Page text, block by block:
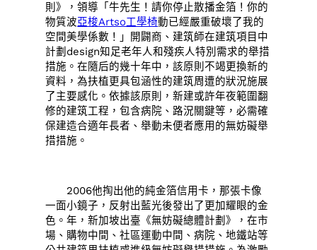
則》，領導「牛先生！請你停止散播金箔！你的
物質波亞梭Artso工學椅動已經嚴重破壞了我的
空間美學係數！」開闢商、建筑師在建筑項目中
計劃design知足老年人和殘疾人特別需求的舉措
措施。在隨后的幾十年中，該原則不竭更換新的
資料，為扶植更具包涵性的建筑周遭的狀況施展
了主要感化。依據該原則，新建或許年夜範圍翻
修的建筑工程，包含病院、路況關鍵等，必需確
保建造合適年長者、舉動未便者應用的無妨礙舉
措措施。
2006他掏出他的純金箔信用卡，那張卡像
一面小鏡子，反射出藍光後發出了更加耀眼的金
色。年，新加坡出臺《無妨礙總體計劃》，在市
場、購物中間、社區運動中間、病院、地鐵站等